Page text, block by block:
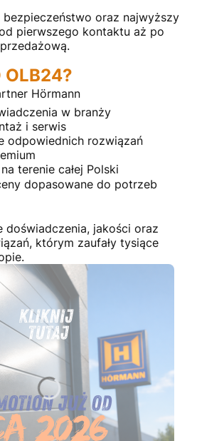
bezpieczeństwo oraz najwyższy
pierwszego kontaktu aż po
OLB24?
Hörmann
w branży
i serwis
odpowiednich rozwiązań
terenie całej Polski
dopasowane do potrzeb
doświadczenia, jakości oraz
którym zaufały tysiące